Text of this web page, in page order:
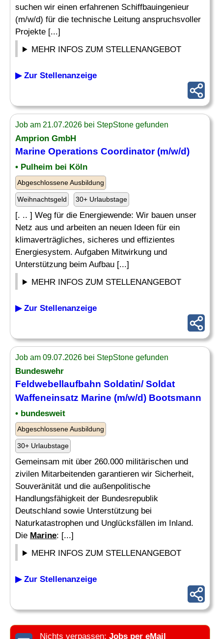
suchen wir einen erfahrenen Schiffbauingenieur
(m/w/d) für die technische Leitung anspruchsvoller
Projekte [...]
MEHR INFOS ZUM STELLENANGEBOT
▶ Zur Stellenanzeige
Job am 21.07.2026 bei StepStone gefunden
Amprion GmbH
Marine Operations Coordinator (m/w/d)
• Pulheim bei Köln
Abgeschlossene Ausbildung
Weihnachtsgeld 30+ Urlaubstage
[. .. ] Weg für die Energiewende: Wir bauen unser
Netz aus und arbeiten an neuen Ideen für ein
klimaverträgliches, sicheres und effizientes
Energiesystem. Aufgaben Mitwirkung und
Unterstützung beim Aufbau [...]
MEHR INFOS ZUM STELLENANGEBOT
▶ Zur Stellenanzeige
Job am 09.07.2026 bei StepStone gefunden
Bundeswehr
Feldwebellaufbahn Soldatin/ Soldat
Waffeneinsatz Marine (m/w/d) Bootsmann
• bundesweit
Abgeschlossene Ausbildung
30+ Urlaubstage
Gemeinsam mit über 260.000 militärischen und
zivilen Mitarbeitenden garantieren wir Sicherheit,
Souveränität und die außenpolitische
Handlungsfähigkeit der Bundesrepublik
Deutschland sowie Unterstützung bei
Naturkatastrophen und Unglücksfällen im Inland.
Die Marine: [...]
MEHR INFOS ZUM STELLENANGEBOT
▶ Zur Stellenanzeige
Nichts verpassen: Jobs per eMail